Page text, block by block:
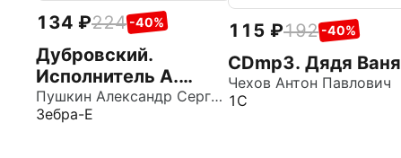
134 224 -40%
Дубровский.
Исполнитель А.
Понаморев (CDmp3)
Пушкин Александр Сергеевич
Зебра-Е
115 192 -40%
CDmp3. Дядя Ваня
Чехов Антон Павлович
1С